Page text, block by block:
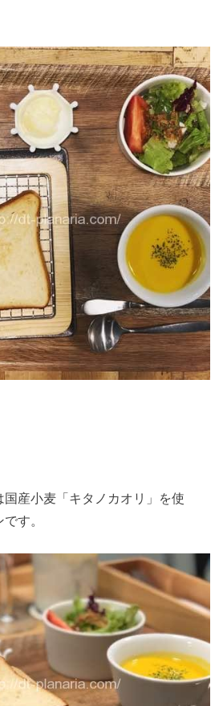
産小麦「キタノカオリ」を使
す。